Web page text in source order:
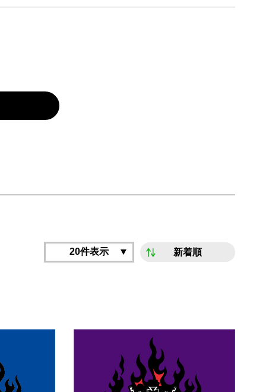
20件表示 新着順